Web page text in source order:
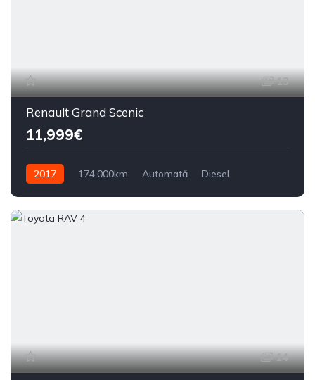
13
Renault Grand Scenic
11,999€
2017 174,000km Automată
Diesel
14